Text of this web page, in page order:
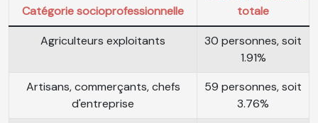
Catégorie socioprofessionnelle
totale
Agriculteurs exploitants
30 personnes, soit
1.91%
Artisans, commerçants, chefs
d'entreprise
59 personnes, soit
3.76%